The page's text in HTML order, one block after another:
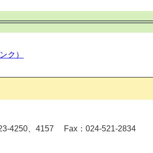
ク）
4250、4157 Fax：024-521-2834